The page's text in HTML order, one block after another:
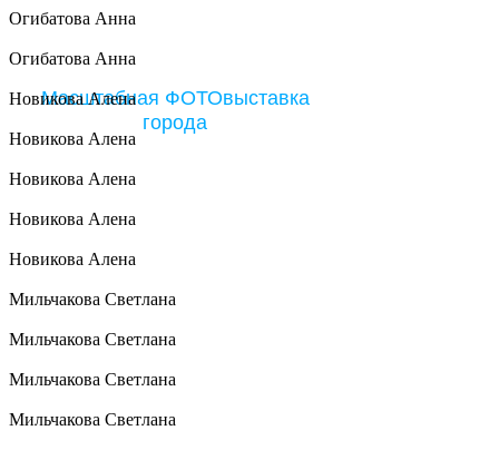
Масштабная ФОТОвыставка
города
«Наши
непоседы»
«Zамания»
Огибатова Анна
Огибатова Анна
Новикова Алена
Новикова Алена
Новикова Алена
Новикова Алена
Новикова Алена
Мильчакова Светлана
Мильчакова Светлана
Мильчакова Светлана
Мильчакова Светлана